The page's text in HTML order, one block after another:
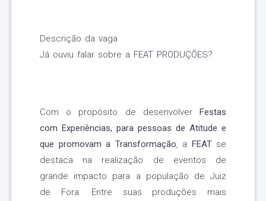
Descrição da vaga
Já ouviu falar sobre a FEAT PRODUÇÕES?
Com o propósito de desenvolver Festas
com Experiências, para pessoas de Atitude e
que promovam a Transformação, a FEATse
destaca na realização de eventos de
grande impacto para a população de Juiz
de Fora. Entre suas produções mais